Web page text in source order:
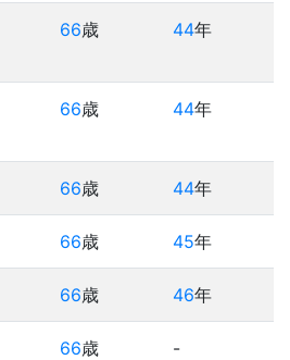
66歳 44年
66歳 44年
66歳 44年
66歳 45年
66歳 46年
66歳 -